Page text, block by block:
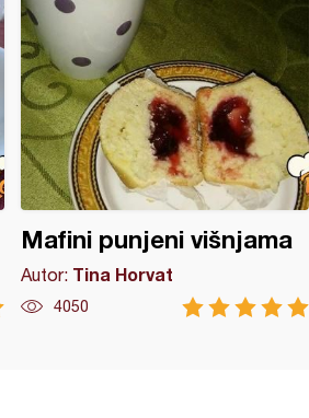
Mafini punjeni višnjama
Autor: Tina Horvat
4050